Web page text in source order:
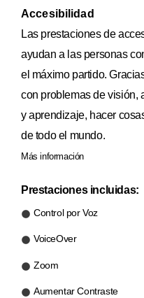
Accesibilidad
Las prestaciones de
ayudan a las personas
el máximo partido.
con problemas de visión,
y aprendizaje, hacer
de todo el mundo.
Más información
Prestaciones incluidas:
Control por Voz
VoiceOver
Zoom
Aumentar Contraste